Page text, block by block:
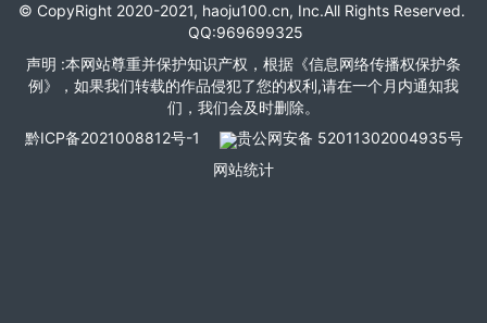
© CopyRight 2020-2021, haoju100.cn, Inc.All Rights Reserved.
QQ:969699325
声明 :本网站尊重并保护知识产权，根据《信息网络传播权保护条
例》，如果我们转载的作品侵犯了您的权利,请在一个月内通知我
们，我们会及时删除。
黔ICP备2021008812号-1
贵公网安备 52011302004935号
网站统计